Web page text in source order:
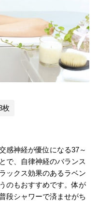
枚
感神経が優位になる37～
で、自律神経のバランス
ックス効果のあるラベン
のもおすすめです。体が
段シャワーで済ませがち